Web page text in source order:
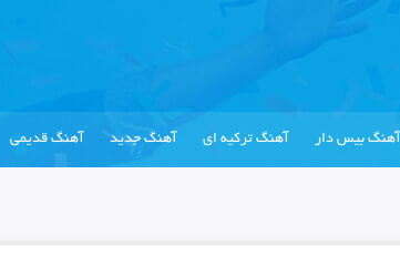
آهنگ بیس دار آهنگ ترکیه ای آهنگ جدید آهنگ قدیمی